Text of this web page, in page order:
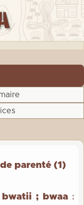
parenté (1)
bwatii ; bwaa :